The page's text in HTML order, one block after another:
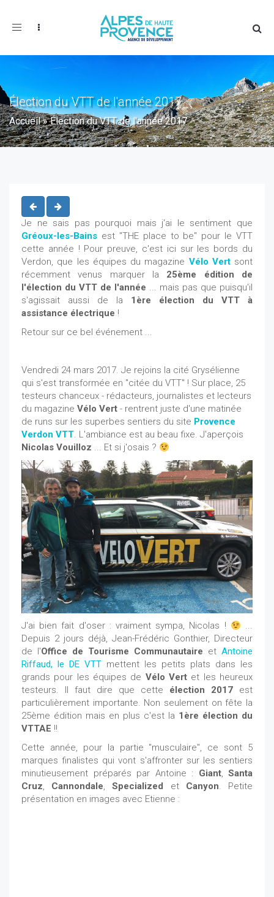
Toggle
Élection du VTT de l'année 2017
Accueil»Élection du VTT de l'année 2017
Je ne sais pas pourquoi mais j'ai le sentiment que
Gréoux-les-Bains est "THE place to be" pour le VTT
cette année ! Pour preuve, c'est ici sur les bords du
Verdon, que les équipes du magazine Vélo Vertsont
récemment venus marquer la 25ème édition de
l'élection du VTT de l'année ... mais pas que puisqu'il
s'agissait aussi de la 1ère élection du VTT à
assistance électrique !
Retour sur ce bel événement ...
Vendredi 24 mars 2017. Je rejoins la cité Grysélienne
qui s'est transformée en "citée du VTT" ! Sur place, 25
testeurs chanceux - rédacteurs, journalistes et lecteurs
du magazine Vélo Vert - rentrent juste d'une matinée
de runs sur les superbes sentiers du site Provence
Verdon VTT. L'ambiance est au beau fixe. J'aperçois
Nicolas Vouilloz ... Et si j'osais ?
J'ai bien fait d'oser : vraiment sympa, Nicolas !
...
Depuis 2 jours déjà, Jean-Frédéric Gonthier, Directeur
de l'Office de Tourisme Communautaire et Antoine
Riffaud, le DE VTT mettent les petits plats dans les
grands pour les équipes de Vélo Vert et les heureux
testeurs. Il faut dire que cette élection 2017 est
particulièrement importante. Non seulement on fête la
25ème édition mais en plus c'est la 1ère élection du
VTTAE !!
Cette année, pour la partie "musculaire", ce sont 5
marques finalistes qui vont s'affronter sur les sentiers
minutieusement préparés par Antoine : Giant, Santa
Cruz, Cannondale,Specialized et Canyon. Petite
présentation en images avec Etienne :